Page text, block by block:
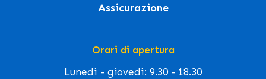
Assicurazione
Orari di apertura
Lunedì - giovedì: 9.30 - 18.30